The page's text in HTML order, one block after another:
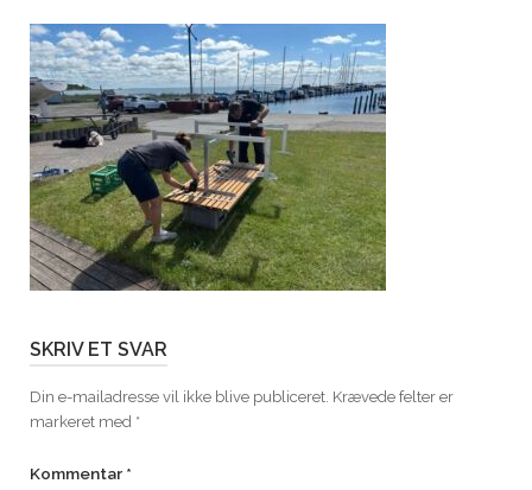
SKRIV ET SVAR
Din e-mailadresse vil ikke blive publiceret. Krævede felter er
markeret med *
Kommentar *